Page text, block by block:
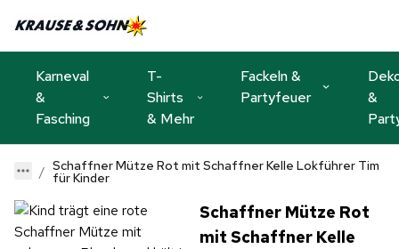
Karneval
&
Fasching
T-
Shirts
& Mehr
Fackeln &
Partyfeuer
&
Schaffner Mütze Rot mit Schaffner Kelle Lokführer Tim
für Kinder
Schaffner Mütze Rot
mit Schaffner Kelle